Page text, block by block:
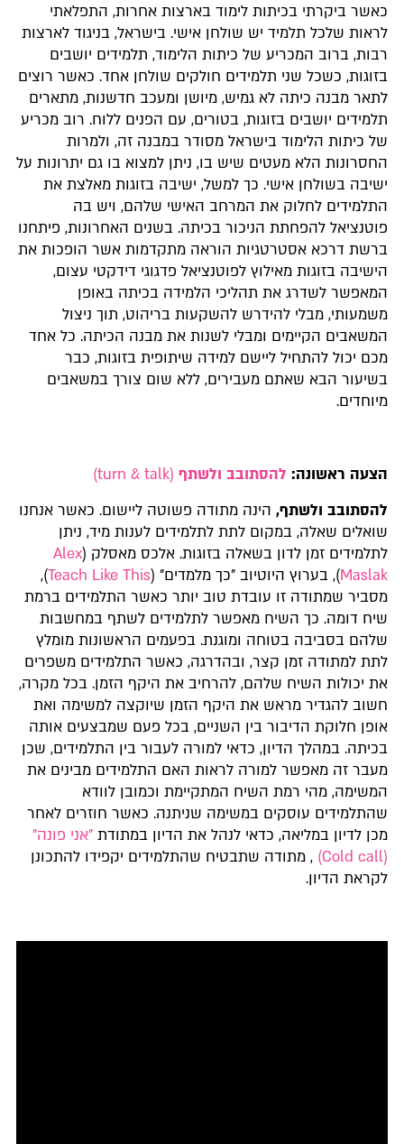
כאשר ביקרתי בכיתות לימוד בארצות אחרות, התפלאתי
לראות שלכל תלמיד יש שולחן אישי. בישראל, בניגוד לארצות
רבות, ברוב המכריע של כיתות הלימוד, תלמידים יושבים
בזוגות, כשכל שני תלמידים חולקים שולחן אחד. כאשר רוצים
לתאר מבנה כיתה לא גמיש, מיושן ומעכב חדשנות, מתארים
תלמידים יושבים בזוגות, בטורים, עם הפנים ללוח. רוב מכריע
של כיתות הלימוד בישראל מסודר במבנה זה, ולמרות
החסרונות הלא מעטים שיש בו, ניתן למצוא בו גם יתרונות על
ישיבה בשולחן אישי. כך למשל, ישיבה בזוגות מאלצת את
התלמידים לחלוק את המרחב האישי שלהם, ויש בה
פוטנציאל להפחתת הניכור בכיתה. בשנים האחרונות, פיתחנו
ברשת דרכא אסטרטגיות הוראה מתקדמות אשר הופכות את
הישיבה בזוגות מאילוץ לפוטנציאל פדגוגי דידקטי עצום,
המאפשר לשדרג את תהליכי הלמידה בכיתה באופן
משמעותי, מבלי להידרש להשקעות בריהוט, תוך ניצול
המשאבים הקיימים ומבלי לשנות את מבנה הכיתה. כל אחד
מכם יכול להתחיל ליישם למידה שיתופית בזוגות, כבר
בשיעור הבא שאתם מעבירים, ללא שום צורך במשאבים
מיוחדים.
הצעה ראשונה: להסתובב ולשתף(turn & talk)
להסתובב ולשתף,הינה מתודה פשוטה ליישום. כאשר אנחנו
שואלים שאלה, במקום לתת לתלמידים לענות מיד, ניתן
לתלמידים זמן לדון בשאלה בזוגות. אלכס מאסלק (Alex
Maslak), בערוץ היוטיוב "כך מלמדים" (Teach Like This
),
מסביר שמתודה זו עובדת טוב יותר כאשר התלמידים ברמת
שיח דומה. כך השיח מאפשר לתלמידים לשתף במחשבות
שלהם בסביבה בטוחה ומוגנת. בפעמים הראשונות מומלץ
לתת למתודה זמן קצר, ובהדרגה, כאשר התלמידים משפרים
את יכולות השיח שלהם, להרחיב את היקף הזמן. בכל מקרה,
חשוב להגדיר מראש את היקף הזמן שיוקצה למשימה ואת
אופן חלוקת הדיבור בין השניים, בכל פעם שמבצעים אותה
בכיתה. במהלך הדיון, כדאי למורה לעבור בין התלמידים, שכן
מעבר זה מאפשר למורה לראות האם התלמידים מבינים את
המשימה, מהי רמת השיח המתקיימת וכמובן לוודא
שהתלמידים עוסקים במשימה שניתנה. כאשר חוזרים לאחר
מכן לדיון במליאה, כדאי לנהל את הדיון במתודת "אני פונה"
(Cold call)
, מתודה שתבטיח שהתלמידים יקפידו להתכונן
לקראת הדיון.